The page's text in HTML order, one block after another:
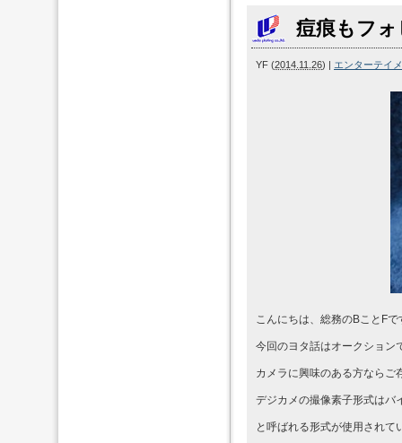
痘痕もフ
YF (2014.11.26) | エンターテイ
こんにちは、総務のBことFで
今回のヨタ話はオークション
カメラに興味のある方ならご
デジカメの撮像素子形式はバ
と呼ばれる形式が使用されて